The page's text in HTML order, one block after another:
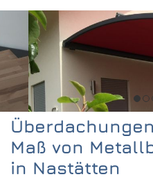
Maß von
in Nastätten